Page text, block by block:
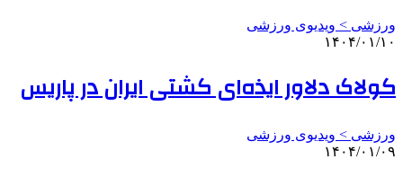
ورزشی > ویدیوی ورزشی
۱۴۰۴/۰۱/۱۰
کولاک دلاور ایذه‌ای کشتی ایران در پاریس
ورزشی > ویدیوی ورزشی
۱۴۰۴/۰۱/۰۹